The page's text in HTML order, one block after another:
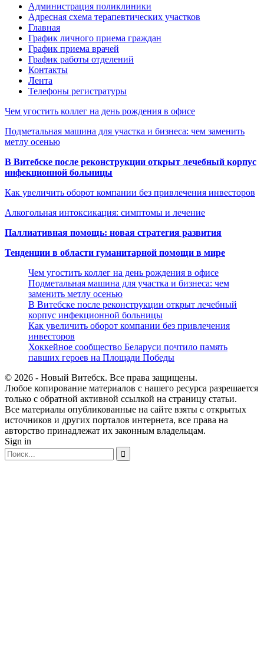
Администрация поликлиники
Адресная схема терапевтических участков
Главная
График личного приема граждан
График приема врачей
График работы отделений
Контакты
Лента
Телефоны регистратуры
Чем угостить коллег на день рождения в офисе
Подметальная машина для участка и бизнеса: чем заменить
метлу осенью
В Витебске после реконструкции открыт лечебный корпус
инфекционной больницы
Как увеличить оборот компании без привлечения инвесторов
Алкогольная интоксикация: симптомы и лечение
Паллиативная помощь: новая стратегия развития
Тенденции в области гуманитарной помощи в мире
Чем угостить коллег на день рождения в офисе
Подметальная машина для участка и бизнеса: чем
заменить метлу осенью
В Витебске после реконструкции открыт лечебный
корпус инфекционной больницы
Как увеличить оборот компании без привлечения
инвесторов
Хоккейное сообщество Беларуси почтило память
павших героев на Площади Победы
© 2026 - Новый Витебск. Все права защищены.
Любое копирование материалов с нашего ресурса разрешается
только с обратной активной ссылкой на страницу статьи.
Все материалы опубликованные на сайте взяты с открытых
источников и других порталов интернета, все права на
авторство принадлежат их законным владельцам.
Sign in